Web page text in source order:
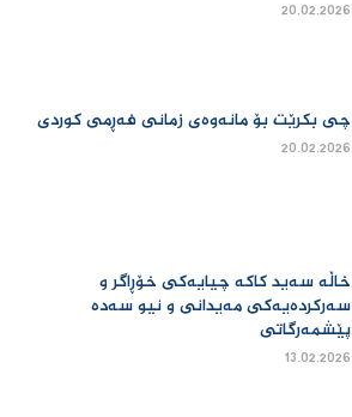
20.02.2026
چی بكرێت بۆ مانەوەی زمانی فەڕمی كوردی
20.02.2026
خاڵە سەید کاکە چیایەکی خۆڕاگر و
سەرکردەیەکی مەیدانی و نیو سەدە
پێشمەرگاتی
13.02.2026